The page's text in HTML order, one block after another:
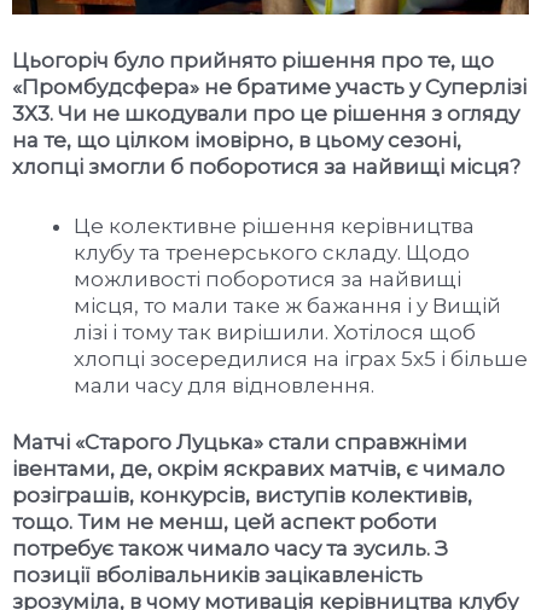
Цьогоріч було прийнято рішення про те, що
«Промбудсфера» не братиме участь у Суперлізі
3Х3. Чи не шкодували про це рішення з огляду
на те, що цілком імовірно, в цьому сезоні,
хлопці змогли б поборотися за найвищі місця?
Це колективне рішення керівництва
клубу та тренерського складу. Щодо
можливості поборотися за найвищі
місця, то мали таке ж бажання і у Вищій
лізі і тому так вирішили. Хотілося щоб
хлопці зосередилися на іграх 5х5 і більше
мали часу для відновлення.
Матчі «Старого Луцька» стали справжніми
івентами, де, окрім яскравих матчів, є чимало
розіграшів, конкурсів, виступів колективів,
тощо. Тим не менш, цей аспект роботи
потребує також чимало часу та зусиль. З
позиції вболівальників зацікавленість
зрозуміла, в чому мотивація керівництва клубу